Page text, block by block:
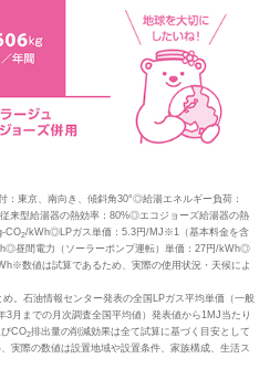
：東京、南向き、傾斜角30°◎給湯エネルギー負荷：
型給湯器の熱効率：80%◎エコジョーズ給湯器の熱
CO2/kWh◎LPガス単価：5.3円/MJ※1（基本料金を含
昼間電力（ソーラーポンプ運転）単価：27円/kWh◎
数値は試算であるため、実際の使用状況・天候によ
。石油情報センター発表の全国LPガス平均単価（一般
3月までの月次調査全国平均値）発表値から1MJ当たり
CO2排出量の削減効果は全て試算に基づく目安として
実際の数値は設置地域や設置条件、家族構成、生活ス